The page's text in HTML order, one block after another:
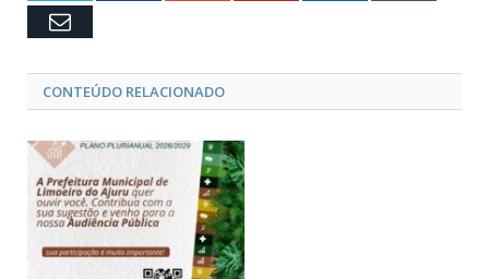
Email
CONTEÚDO RELACIONADO